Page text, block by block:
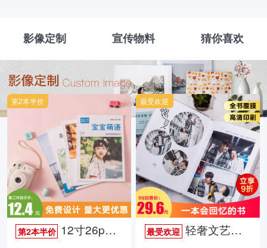
影像定制 宣传物料 猜你喜欢
第2本半价 12寸26p时尚杂志册
第2本半价
最受欢迎 轻奢文艺照片书
最受欢迎